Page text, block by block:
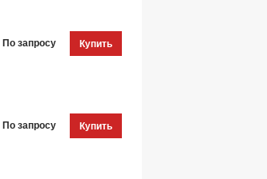
По запросу Купить
По запросу Купить